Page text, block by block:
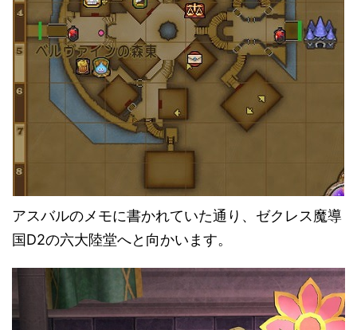
アスバルのメモに書かれていた通り、ゼクレス魔導
国D2の六大陸堂へと向かいます。